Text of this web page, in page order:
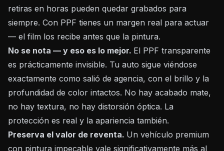
retiras en horas pueden quedar grabados para
siempre. Con PPF tienes un margen real para actuar
— el film los recibe antes que la pintura.
No se nota — y eso es lo mejor. El PPF transparente
es prácticamente invisible. Tu auto sigue viéndose
exactamente como salió de agencia, con el brillo y la
profundidad de color intactos. No hay acabado mate,
no hay textura, no hay distorsión óptica. La
protección es real y la apariencia también.
Preserva el valor de reventa. Un vehículo premium
con pintura impecable vale significativamente más al